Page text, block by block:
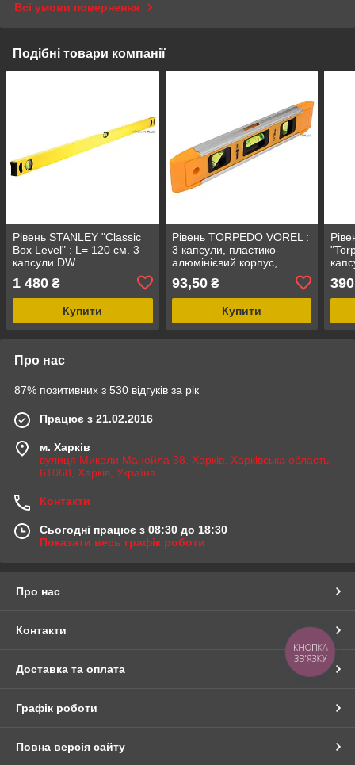
Всі умови повернення
Подібні товари компанії
Рівень STANLEY "Classic
Box Level" : L= 120 см. 3
капсули DW
1 480 ₴
Купити
Рівень TORPEDO VOREL :
3 капсули, пластико-
алюмінієвий корпус,
93,50₴
Купити
390
Про нас
87% позитивних з 530 відгуків за рік
Працює з 21.02.2016
м. Харків
вулиця Миколи Манойла 38, Харків, Харківська область,
61068, Харків, Україна
Контакти
Сьогодні працює з 08:30 до 18:30
Показати весь графік роботи
Про нас
Контакти
Доставка та оплата
Графік роботи
Повна версія сайту
КНОПКА
ЗВ'ЯЗКУ